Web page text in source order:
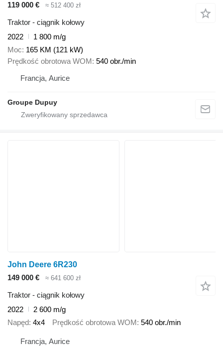
119 000 €
≈ 512 400 zł
Traktor - ciągnik kołowy
2022
1 800 m/g
Moc 165 KM (121 kW)
Prędkość obrotowa WOM 540 obr./min
Francja, Aurice
Groupe Dupuy
John Deere 6R230
149 000 €
≈ 641 600 zł
Traktor - ciągnik kołowy
2022
2 600 m/g
Napęd 4x4 Prędkość obrotowa WOM 540 obr./min
Francja, Aurice